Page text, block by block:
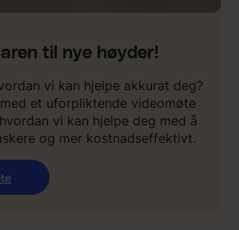
til nye høyder!
vi kan hjelpe akkurat deg?
et uforpliktende videomøte
vi kan hjelpe deg med å
og mer kostnadseffektivt.